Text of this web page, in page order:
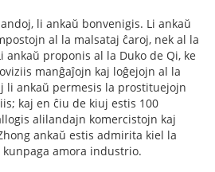
li ankaŭ bonvenigis. Li ankaŭ
al la malsataj ĉaroj, nek al la
ankaŭ proponis al la Duko de Qi, ke
manĝaĵojn kaj loĝejojn al la
li ankaŭ permesis la prostituejojn
kaj en ĉiu de kiuj estis 100
alilandajn komercistojn kaj
ankaŭ estis admirita kiel la
amora industrio.